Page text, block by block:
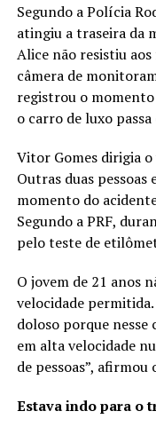
Segundo a Polícia
atingiu a traseira da
Alice não resistiu
câmera de
registrou o
o carro de luxo
Vitor Gomes dirigia o
Outras duas
momento do
Segundo a PRF,
pelo teste de
O jovem de 21 anos
velocidade
doloso porque nesse
em alta velocidade
de pessoas”,
Estava indo para o